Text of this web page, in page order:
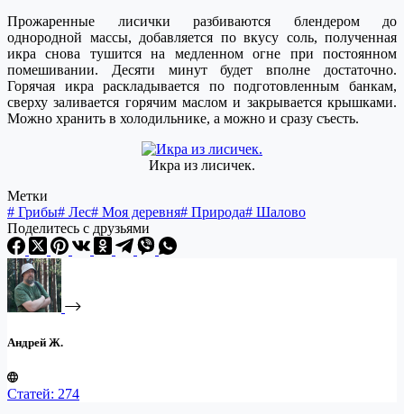
Прожаренные лисички разбиваются блендером до
однородной массы, добавляется по вкусу соль, полученная
икра снова тушится на медленном огне при постоянном
помешивании. Десяти минут будет вполне достаточно.
Горячая икра раскладывается по подготовленным банкам,
сверху заливается горячим маслом и закрывается крышками.
Можно хранить в холодильнике, а можно и сразу съесть.
Икра из лисичек.
Метки
# Грибы# Лес# Моя деревня# Природа# Шалово
Поделитесь с друзьями
Андрей Ж.
Статей: 274